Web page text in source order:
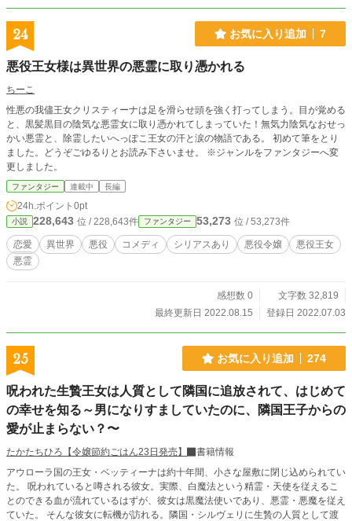
24 お気に入り追加 7
悪役王女様は異世界の悪霊に取り憑かれる
ちーこ
性悪の我儘王女クリスティーナは足を滑らせ頭を強く打ってしまう。目が覚める
と、黒髪黒目の陰気な悪霊女に取り憑かれてしまっていた！無気力陰気なおせっ
かい悪霊と、除霊したいへっぽこ王女の汗と涙の物語である。 初めて筆をとり
ました。どうぞごゆるりとお読み下さいませ。 ※ジャンルをファンタジーへ変
更しました。
ファンタジー 連載中 長編
24h.ポイント 0pt
小説 228,643 位 / 228,643件 ファンタジー 53,273 位 / 53,273件
恋愛 異世界 悪役 コメディ シリアスあり 悪役令嬢
悪役王女
悪霊
感想数 0
文字数 32,819
最終更新日 2022.08.15
登録日 2022.07.03
25 お気に入り追加 274
呪われた生贄王女は人質として隣国に追放されて、はじめて
の幸せを知る～男になりすましていたのに、隣国王子からの
愛が止まらない？〜
たかたちひろ【令嬢節約ごはん23日発売】
書籍情報
アウローラ国の王女・ベッティーナは約十年間、小さな屋敷に閉じ込められてい
た。 呪われていると噂される彼女。実際、白魔法という精霊・天使を従えるこ
とのできる血が流れているはずが、彼女は黒魔法使いであり、悪霊・悪魔を従え
ていた。 そんな彼女に転機が訪れる。隣国・シルヴェリに生贄の人質として渡